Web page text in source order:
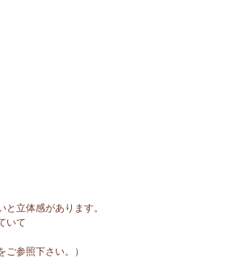
立体感があります。
いて
参照下さい。）